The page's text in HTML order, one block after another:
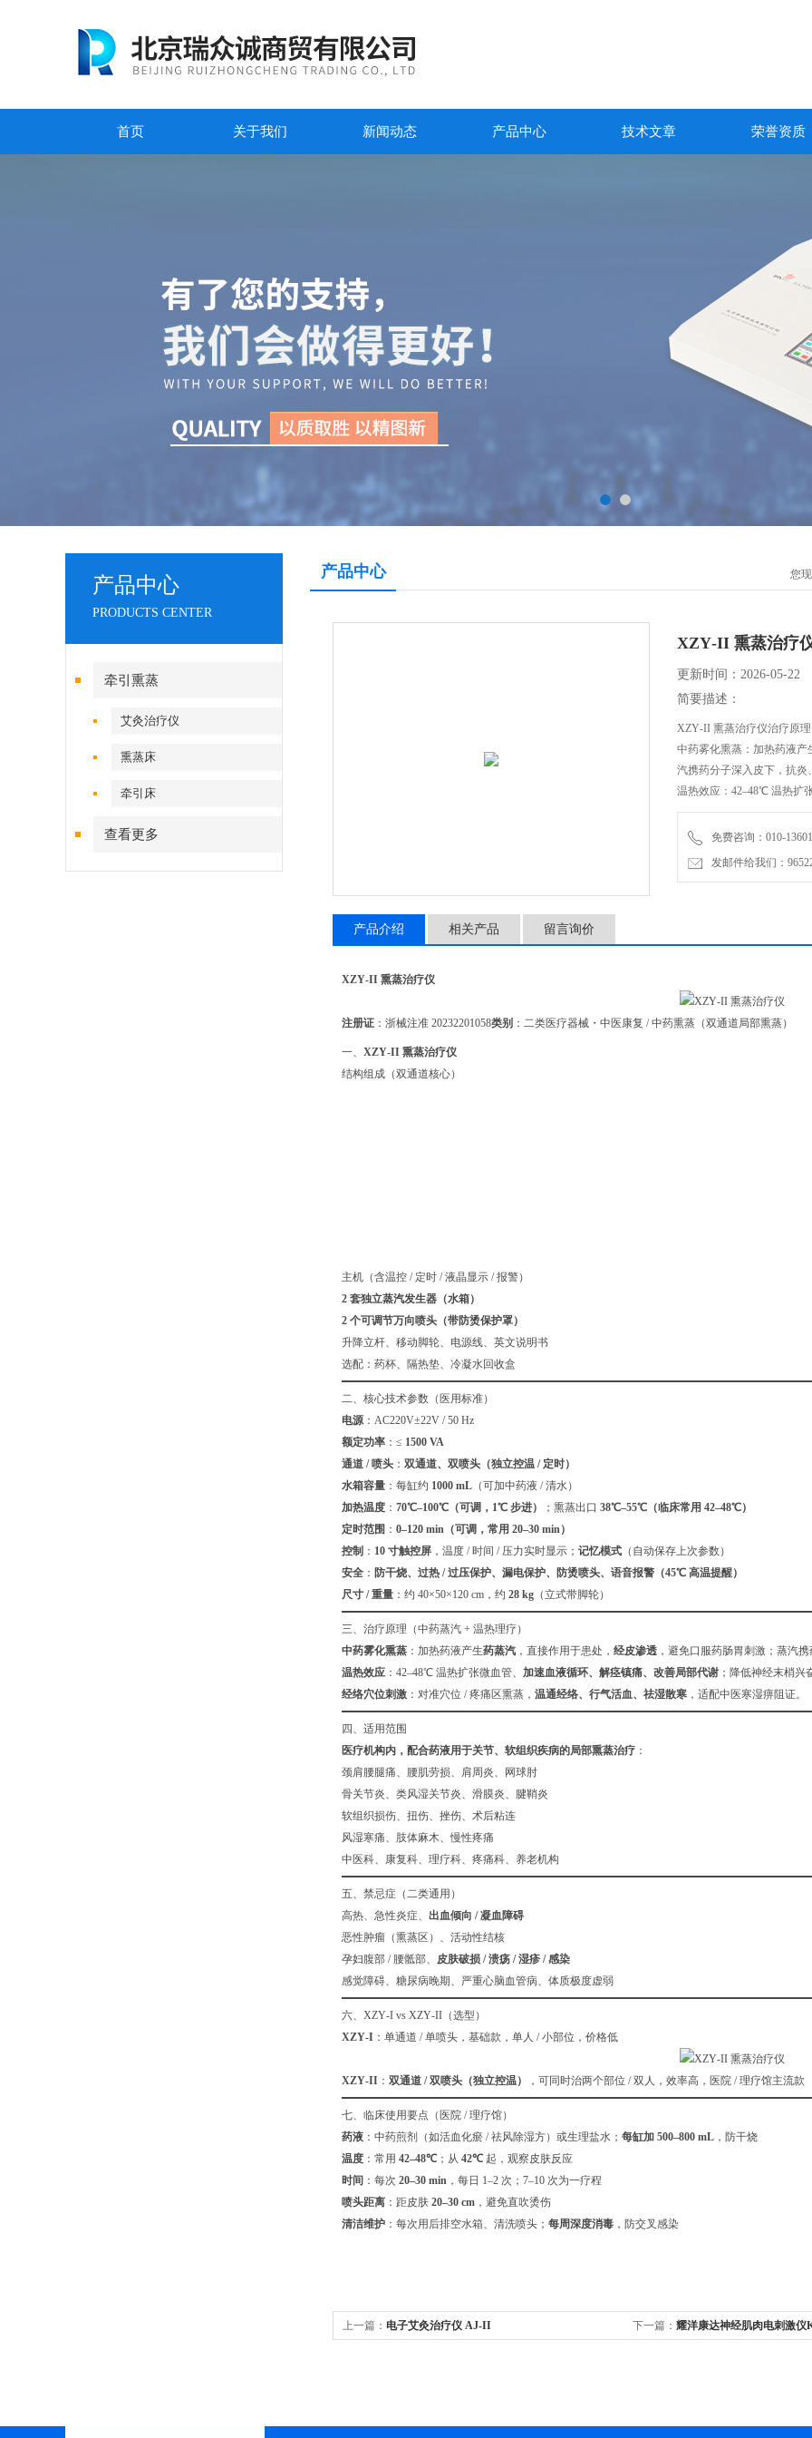
首页 关于我们 新闻动态 产品中心 技术文章 荣誉资质
产品中心
PRODUCTS CENTER
牵引熏蒸
艾灸治疗仪
熏蒸床
牵引床
查看更多
产品中心 您
XZY‑II 熏蒸治疗
更新时间：2026-05-22
简要描述：
XZY‑II 熏蒸治疗仪治疗原
中药雾化熏蒸：加热药液
汽携药分子深入皮下，抗炎
温热效应：42–48℃ 温热扩
兴奋性，缓解肌肉 / 关节疼
免费咨询：010-
发邮件给我们：
产品介绍 相关产品 留言询价
XZY‑II 熏蒸治疗仪
注册证 ：浙械注准 20232201058类别 ：二类医疗器械・中医康复 / 中药熏蒸（双通道局部熏蒸）
一、 XZY‑II 熏蒸治疗仪
结构组成（双通道核心）
主机（含温控 / 定时 / 液晶显示 / 报警）
2 套独立蒸汽发生器（水箱）
2 个可调节万向喷头（带防烫保护罩）
升降立杆、移动脚轮、电源线、英文说明书
选配：药杯、隔热垫、冷凝水回收盒
二、核心技术参数（医用标准）
电源：AC220V±22V / 50 Hz
额定功率 ：≤ 1500 VA
通道 / 喷头 ： 双通道、双喷头（独立控温 / 定时）
水箱容量 ：每缸约 1000 mL （可加中药液 / 清水）
加热温度 ： 70℃–100℃（可调，1℃ 步进） ；熏蒸出口 38℃–55℃（临床常用 42–48℃）
定时范围 ： 0–120 min（可调，常用 20–30 min）
控制 ： 10 寸触控屏 ，温度 / 时间 / 压力实时显示； 记忆模式 （自动保存上次参数）
安全 ： 防干烧、过热 / 过压保护、漏电保护、防烫喷头、语音报警（45℃ 高温提醒）
尺寸 / 重量 ：约 40×50×120 cm，约 28 kg （立式带脚轮）
三、治疗原理（中药蒸汽 + 温热理疗）
中药雾化熏蒸 ：加热药液产生药蒸汽 ，直接作用于患处， 经皮渗透 ，避免口服药肠胃刺激；蒸汽携
温热效应 ：42–48℃ 温热扩张微血管、 加速血液循环、解痉镇痛、改善局部代谢 ；降低神经末梢兴
经络穴位刺激 ：对准穴位 / 疼痛区熏蒸， 温通经络、行气活血、祛湿散寒 ，适配中医寒湿痹阻证。
四、适用范围
医疗机构内，配合药液用于关节、软组织疾病的局部熏蒸治疗 ：
颈肩腰腿痛、腰肌劳损、肩周炎、网球肘
骨关节炎、类风湿关节炎、滑膜炎、腱鞘炎
软组织损伤、扭伤、挫伤、术后粘连
风湿寒痛、肢体麻木、慢性疼痛
中医科、康复科、理疗科、疼痛科、养老机构
五、禁忌症（二类通用）
高热、急性炎症、 出血倾向 / 凝血障碍
恶性肿瘤（熏蒸区）、活动性结核
孕妇腹部 / 腰骶部、 皮肤破损 / 溃疡 / 湿疹 / 感染
感觉障碍、糖尿病晚期、严重心脑血管病、体质极度虚弱
六、XZY‑I vs XZY‑II（选型）
XZY‑I ：单通道 / 单喷头，基础款，单人 / 小部位，价格低
XZY‑II ： 双通道 / 双喷头（独立控温） ，可同时治两个部位 / 双人，效率高，医院 / 理疗馆主流款
七、临床使用要点（医院 / 理疗馆）
药液 ：中药煎剂（如活血化瘀 / 祛风除湿方）或生理盐水； 每缸加 500–800 mL ，防干烧
温度 ：常用 42–48℃ ；从 42℃ 起，观察皮肤反应
时间 ：每次 20–30 min ，每日 1–2 次；7–10 次为一疗程
喷头距离 ：距皮肤 20–30 cm ，避免直吹烫伤
清洁维护 ：每次用后排空水箱、清洗喷头； 每周深度消毒 ，防交叉感染
上一篇： 电子艾灸治疗仪 AJ‑II 下一篇： 耀洋康达神经肌肉电刺激仪